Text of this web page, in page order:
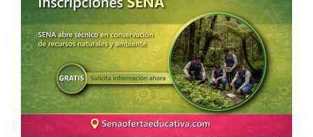
e
c
u
r
s